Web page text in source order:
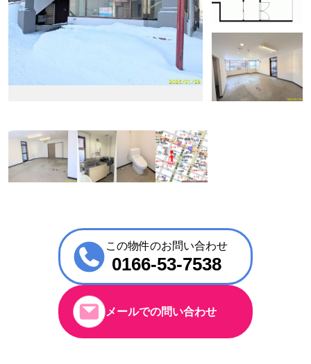
この物件のお問い合わせ
0166-53-7538
メールでの問い合わせ